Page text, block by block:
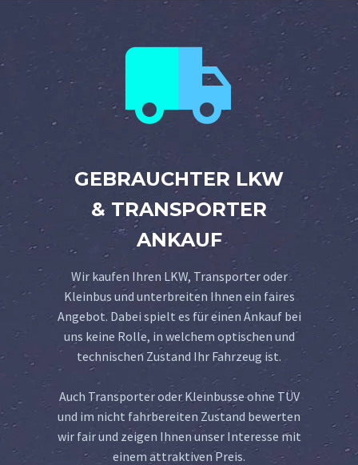


GEBRAUCHTER LKW
& TRANSPORTER
ANKAUF
Wir kaufen Ihren LKW, Transporter oder
Kleinbus und unterbreiten Ihnen ein faires
Angebot. Dabei spielt es für einen Ankauf bei
uns keine Rolle, in welchem optischen und
technischen Zustand Ihr Fahrzeug ist.
Auch Transporter oder Kleinbusse ohne TÜV
und im nicht fahrbereiten Zustand bewerten
wir fair und zeigen Ihnen unser Interesse mit
einem attraktiven Preis.